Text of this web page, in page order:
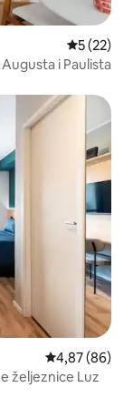
Prosječna
5 (22)
i Paulista
Prosječna
4,87 (86)
željeznice Luz